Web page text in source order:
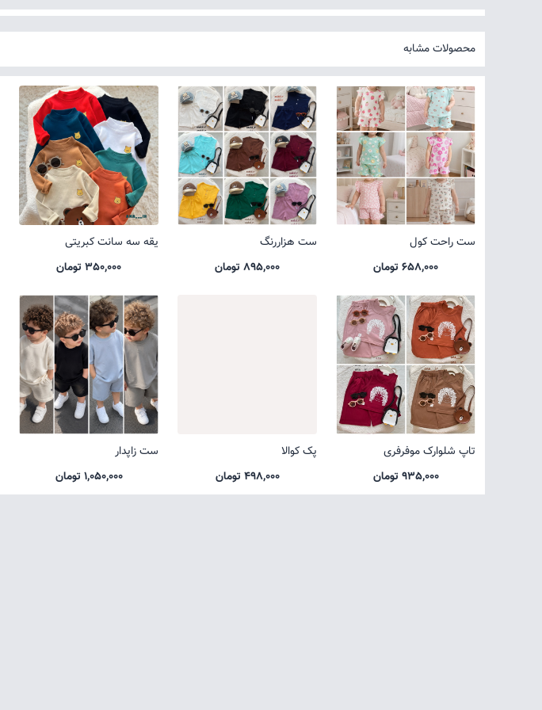
محصولات مشابه
ست راحت کول
658,000 تومان
ست هزاررنگ
895,000 تومان
یقه سه سانت کبریتی
350,000 تومان
تاپ شلوارک موفرفری
935,000 تومان
پک کوالا
498,000 تومان
ست زاپدار
1,050,000 تومان